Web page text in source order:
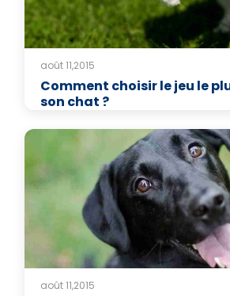
août 11,2015
Comment choisir le jeu le
son chat ?
août 11,2015